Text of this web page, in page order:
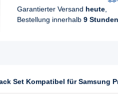
Garantierter Versand heute
Bestellung innerhalb 9
Set Kompatibel für Samsung